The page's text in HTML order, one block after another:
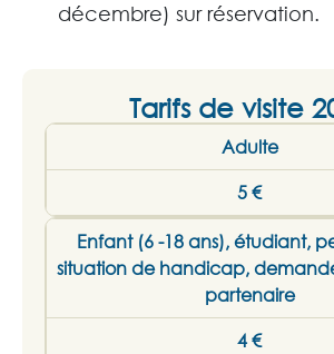
décembre) sur réservation.
Tarifs de visite
Adulte
5 €
Enfant (6 -18 ans), étudiant,
situation de handicap,
partenaire
4 €